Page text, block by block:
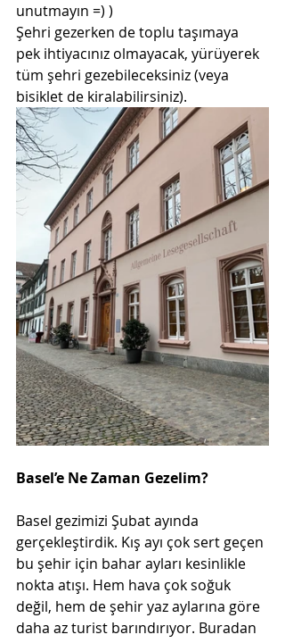
unutmayın =) )
Şehri gezerken de toplu taşımaya
pek ihtiyacınız olmayacak, yürüyerek
tüm şehri gezebileceksiniz (veya
bisiklet de kiralabilirsiniz).
Basel’e Ne Zaman Gezelim?
Basel gezimizi Şubat ayında
gerçekleştirdik. Kış ayı çok sert geçen
bu şehir için bahar ayları kesinlikle
nokta atışı. Hem hava çok soğuk
değil, hem de şehir yaz aylarına göre
daha az turist barındırıyor. Buradan